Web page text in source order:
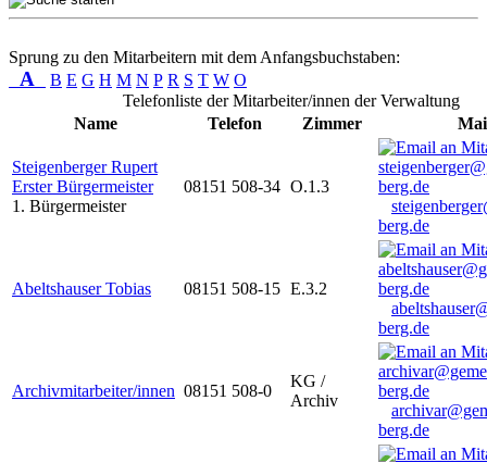
Sprung zu den Mitarbeitern mit dem Anfangsbuchstaben:
A B E G H M N P R S T W O
Telefonliste der Mitarbeiter/innen der Verwaltung
Name
Telefon Zimmer
Steigenberger Rupert
Erster Bürgermeister
1. Bürgermeister
08151 508-34 O.1.3
berg.de
Abeltshauser Tobias 08151 508-15 E.3.2
berg.de
Archivmitarbeiter/innen 08151 508-0
KG /
Archiv
berg.de